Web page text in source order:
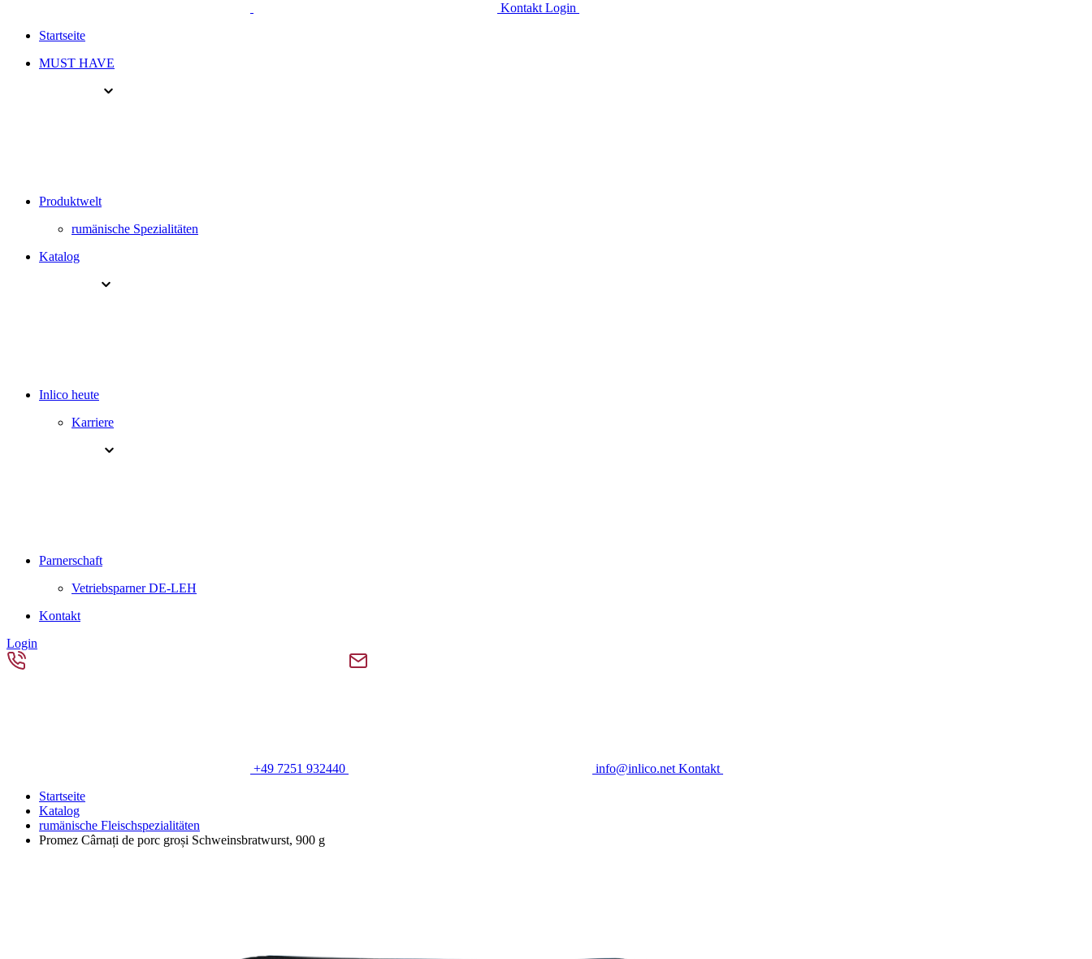
Kontakt Login
Startseite
MUST HAVE
Produktwelt
rumänische Spezialitäten
Katalog
Inlico heute
Karriere
Parnerschaft
Vetriebsparner DE-LEH
Kontakt
Login
+49 7251 932440 info@inlico.net Kontakt
Startseite
Katalog
rumänische Fleischspezialitäten
Promez Cârnați de porc groși Schweinsbratwurst, 900 g